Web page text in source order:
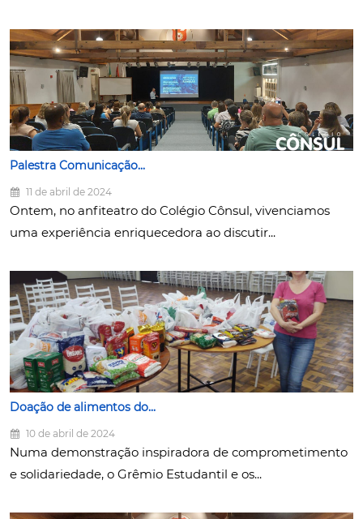
Palestra Comunicação...
11 de abril de 2024
Ontem, no anfiteatro do Colégio Cônsul, vivenciamos
uma experiência enriquecedora ao discutir...
Doação de alimentos do...
10 de abril de 2024
Numa demonstração inspiradora de comprometimento
e solidariedade, o Grêmio Estudantil e os...